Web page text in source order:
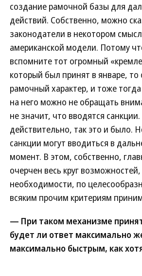
создание рамочной базы для
действий. Собственно, можно
законодатели в некотором
американской модели. Потому
вспомните тот огромный
который был принят в январе,
рамочный характер, и тоже
на него можно не обращать
не значит, что вводятся
действительно, так это и было.
санкции могут вводиться в
момент. В этом, собственно,
очерчен весь круг
необходимости, по
всяким прочим критериям
— При таком механизме
будет ли ответ максимально
максимально быстрым, как